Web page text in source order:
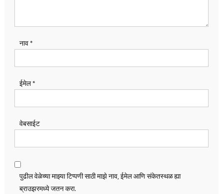
नाव*
ईमेल*
वेबसाईट
पुढील वेळेच्या माझ्या टिप्पणी साठी माझे नाव, ईमेल आणि संकेतस्थळ ह्या
ब्राउझरमध्ये जतन करा.